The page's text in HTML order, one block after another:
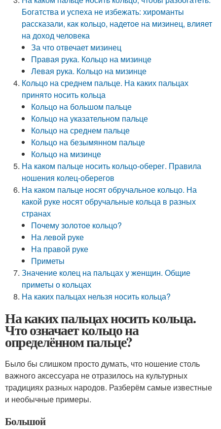
Богатства и успеха не избежать: хироманты
рассказали, как кольцо, надетое на мизинец, влияет
на доход человека
За что отвечает мизинец
Правая рука. Кольцо на мизинце
Левая рука. Кольцо на мизинце
Кольцо на среднем пальце. На каких пальцах
принято носить кольца
Кольцо на большом пальце
Кольцо на указательном пальце
Кольцо на среднем пальце
Кольцо на безымянном пальце
Кольцо на мизинце
На каком пальце носить кольцо-оберег. Правила
ношения колец-оберегов
На каком пальце носят обручальное кольцо. На
какой руке носят обручальные кольца в разных
странах
Почему золотое кольцо?
На левой руке
На правой руке
Приметы
Значение колец на пальцах у женщин. Общие
приметы о кольцах
На каких пальцах нельзя носить кольца?
На каких пальцах носить кольца.
Что означает кольцо на
определённом пальце?
Было бы слишком просто думать, что ношение столь
важного аксессуара не отразилось на культурных
традициях разных народов. Разберём самые известные
и необычные примеры.
Большой